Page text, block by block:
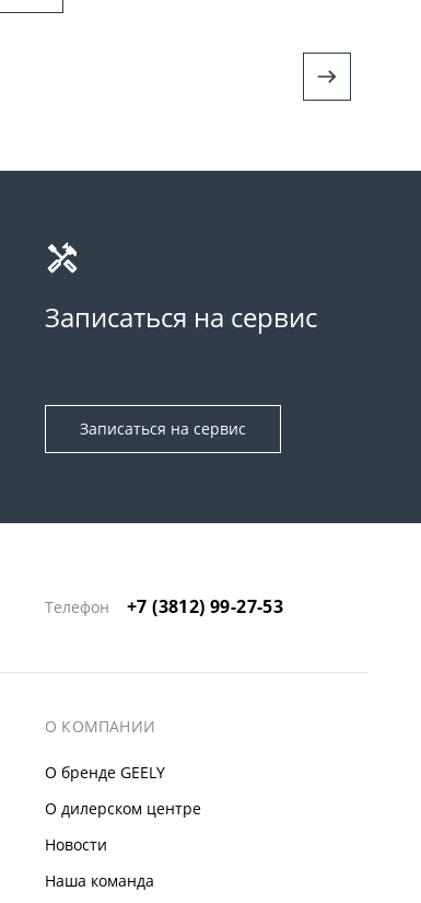
Записаться на сервис
Записаться на сервис
Телефон +7 (3812) 99-27-53
О КОМПАНИИ
О бренде GEELY
О дилерском центре
Новости
Наша команда